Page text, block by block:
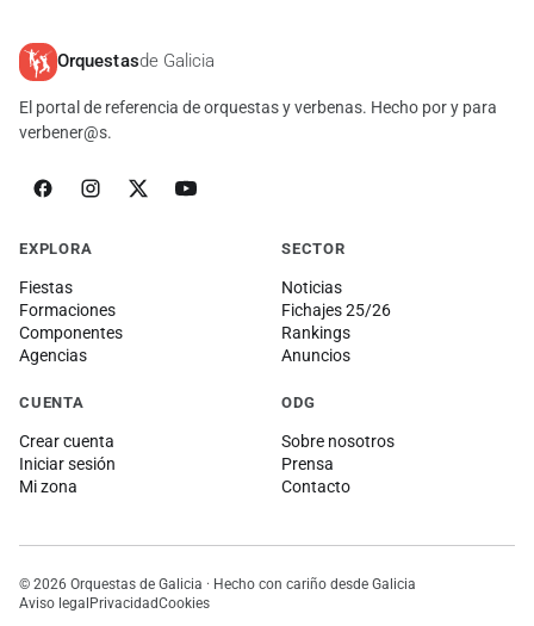
Orquestasde Galicia
El portal de referencia de orquestas y verbenas. Hecho por y para
verbener@s.
EXPLORA
Fiestas
Formaciones
Componentes
Agencias
SECTOR
Noticias
Fichajes 25/26
Rankings
Anuncios
CUENTA
Crear cuenta
Iniciar sesión
Mi zona
ODG
Sobre nosotros
Prensa
Contacto
© 2026 Orquestas de Galicia · Hecho con cariño desde Galicia
Aviso legalPrivacidadCookies